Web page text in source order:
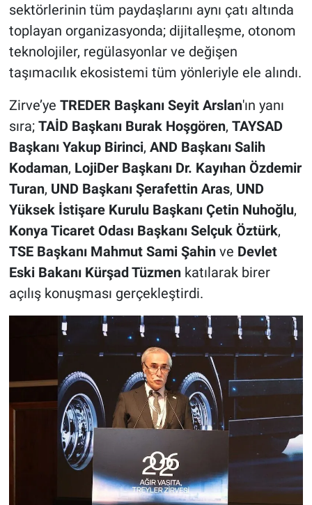
sektörlerinin tüm paydaşlarını aynı çatı altında
toplayan organizasyonda; dijitalleşme, otonom
teknolojiler, regülasyonlar ve değişen
taşımacılık ekosistemi tüm yönleriyle ele alındı.
Zirve’ye TREDER Başkanı Seyit Arslan'ın yanı
sıra; TAİD Başkanı Burak Hoşgören, TAYSAD
Başkanı Yakup Birinci, AND Başkanı Salih
Kodaman, LojiDer Başkanı Dr. Kayıhan Özdemir
Turan, UND Başkanı Şerafettin Aras, UND
Yüksek İstişare Kurulu Başkanı Çetin Nuhoğlu,
Konya Ticaret Odası Başkanı Selçuk Öztürk,
TSE Başkanı Mahmut Sami Şahinve Devlet
Eski Bakanı Kürşad Tüzmenkatılarak birer
açılış konuşması gerçekleştirdi.